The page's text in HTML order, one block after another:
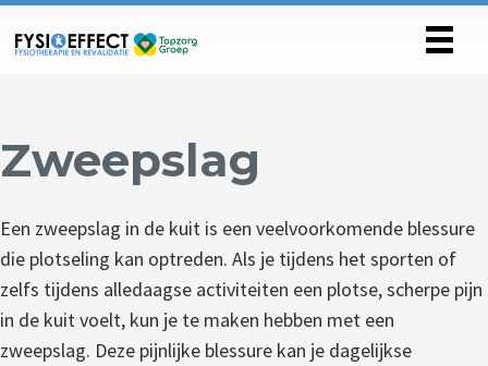
Zweepslag
Een zweepslag in de kuit is een veelvoorkomende blessure
die plotseling kan optreden. Als je tijdens het sporten of
zelfs tijdens alledaagse activiteiten een plotse, scherpe pijn
in de kuit voelt, kun je te maken hebben met een
zweepslag. Deze pijnlijke blessure kan je dagelijkse